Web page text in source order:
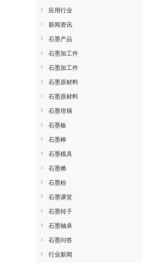
应用行业
新闻资讯
石墨产品
石墨加工件
石墨加工件
石墨原材料
石墨原材料
石墨坩埚
石墨板
石墨棒
石墨模具
石墨烯
石墨粉
石墨课堂
石墨转子
石墨轴承
石墨问答
行业新闻